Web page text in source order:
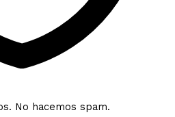
No hacemos spam.